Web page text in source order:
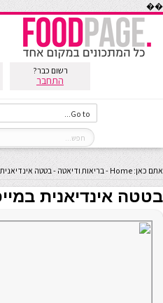
��
רשום כבר?
התחבר
אתם כאן: Home
-בריאות ודיאטה -בטטה אינדיאנית
בטטה אינדיאנית